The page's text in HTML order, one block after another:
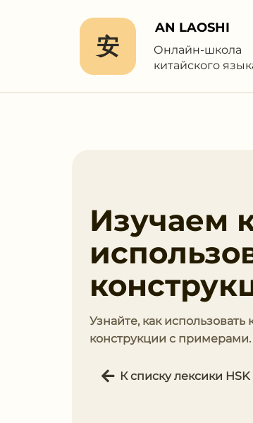
安
AN LAOSHI
Онлайн-школа
китайского
Изучаем
Узнайте, как использовать
конструкции с
К списку лексики HSK